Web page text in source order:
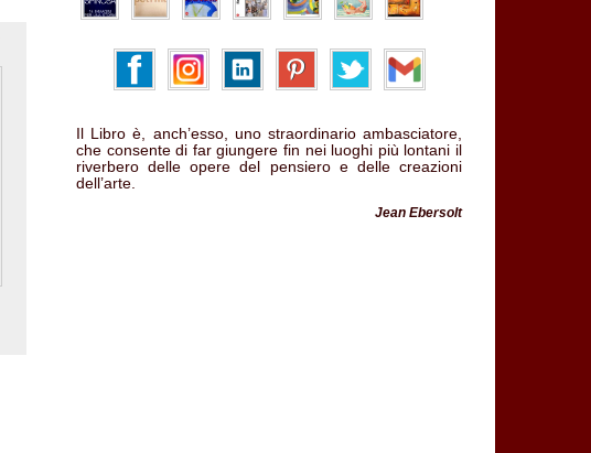
Il Libro è, anch’esso, uno straordinario ambasciatore,
che consente di far giungere fin nei luoghi più lontani il
riverbero delle opere del pensiero e delle creazioni
dell’arte.
Jean Ebersolt